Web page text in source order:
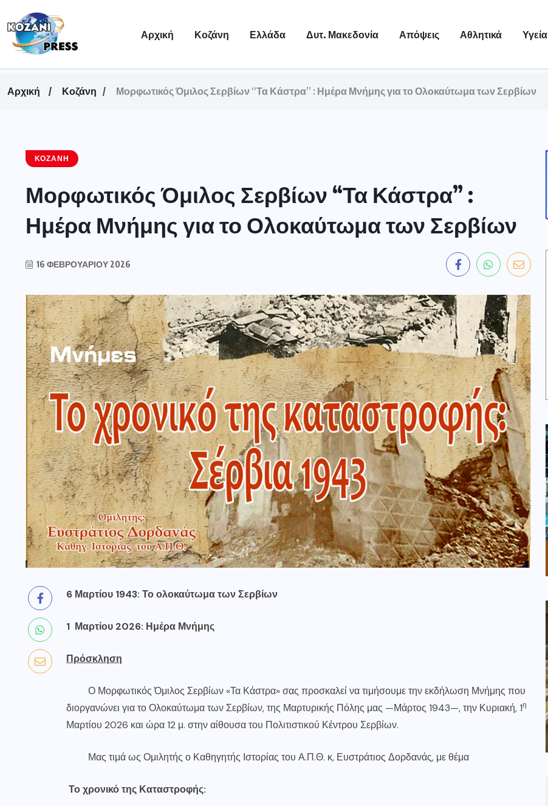
Αρχική Κοζάνη Ελλάδα Δυτ. Μακεδονία Απόψεις Αθλητικά Υγεία
Αρχική Κοζάνη Μορφωτικός Όμιλος Σερβίων “Τα Κάστρα” : Ημέρα Μνήμης για το Ολοκαύτωμα των Σερβίων
ΚΟΖΆΝΗ
Μορφωτικός Όμιλος Σερβίων “Τα Κάστρα” :
Ημέρα Μνήμης για το Ολοκαύτωμα των Σερβίων
16 ΦΕΒΡΟΥΑΡΊΟΥ 2026
6 Μαρτίου 1943: Το ολοκαύτωμα των Σερβίων
1 Μαρτίου 2026: Ημέρα Μνήμης
Πρόσκληση
Ο Μορφωτικός Όμιλος Σερβίων «Τα Κάστρα» σας προσκαλεί να τιμήσουμε την εκδήλωση Μνήμης που
διοργανώνει για το Ολοκαύτωμα των Σερβίων, της Μαρτυρικής Πόλης μας —Μάρτος 1943—, την Κυριακή, 1η
Μαρτίου 2026 και ώρα 12 μ. στην αίθουσα του Πολιτιστικού Κέντρου Σερβίων.
Μας τιμά ως Ομιλητής ο Καθηγητής Ιστορίας του Α.Π.Θ. κ, Ευστράτιος Δορδανάς, με θέμα
Το χρονικό της Καταστροφής: